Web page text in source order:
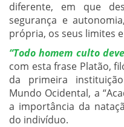
diferente, em que
segurança e
própria, os seus limites
“Todo homem culto
com esta frase Platão,
da primeira
Mundo Ocidental, a
a importância da
do indivíduo.